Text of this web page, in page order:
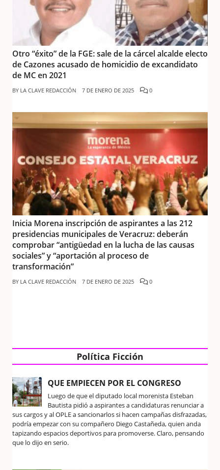
Otro “éxito” de la FGE: sale de la cárcel alcalde electo
de Cazones acusado de homicidio de excandidato
de MC en 2021
BY LA CLAVE REDACCIÓN 7 DE ENERO DE 2025 0
Inicia Morena inscripción de aspirantes a las 212
presidencias municipales de Veracruz: deberán
comprobar “antigüedad en la lucha de las causas
sociales” y “aportación al proceso de
transformación”
BY LA CLAVE REDACCIÓN 7 DE ENERO DE 2025 0
Política Ficción
QUE EMPIECEN POR EL CONGRESO
Luego de que el diputado local morenista Esteban
Bautista pidió a aspirantes a candidaturas renunciar a
sus cargos y al OPLE a sancionarlos si hacen campañas disfrazadas,
podría empezar con su compañero Diego Castañeda, quien anda
tapizando espacios deportivos para promoverse. Claro, pensando
que lo dijo en serio.